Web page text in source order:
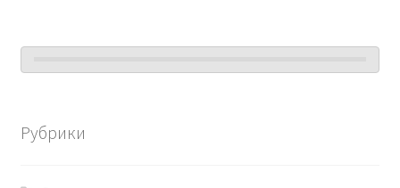
Рубрики